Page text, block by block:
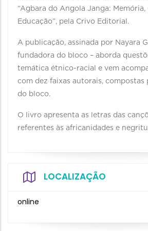
“Agbara do Angola Janga:
Educação”, pela Crivo Editorial.
A publicação, assinada por Nayara
fundadora do bloco – aborda
temática étnico-racial e vem
com dez faixas autorais, compostas
do bloco.
O livro apresenta as letras das
referentes às africanidades e
LOCALIZAÇÃO
online